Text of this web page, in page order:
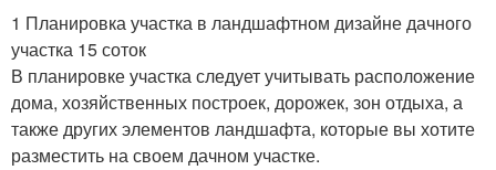
1 Планировка участка в ландшафтном дизайне дачного
участка 15 соток
В планировке участка следует учитывать расположение
дома, хозяйственных построек, дорожек, зон отдыха, а
также других элементов ландшафта, которые вы хотите
разместить на своем дачном участке.